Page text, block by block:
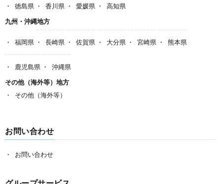
徳島県 香川県 愛媛県
高知県
九州・沖縄地方
福岡県 長崎県 佐賀県 大分県 宮崎県 熊本県
鹿児島県
沖縄県
その他（海外等）地方
その他（海外等）
お問い合わせ
お問い合わせ